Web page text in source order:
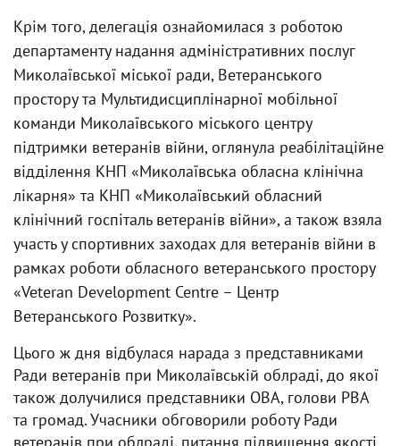
Крім того, делегація ознайомилася з роботою
департаменту надання адміністративних послуг
Миколаївської міської ради, Ветеранського
простору та Мультидисциплінарної мобільної
команди Миколаївського міського центру
підтримки ветеранів війни, оглянула реабілітаційне
відділення КНП «Миколаївська обласна клінічна
лікарня» та КНП «Миколаївський обласний
клінічний госпіталь ветеранів війни», а також взяла
участь у спортивних заходах для ветеранів війни в
рамках роботи обласного ветеранського простору
«Veteran Development Centre – Центр
Ветеранського Розвитку».
Цього ж дня відбулася нарада з представниками
Ради ветеранів при Миколаївській облраді, до якої
також долучилися представники ОВА, голови РВА
та громад. Учасники обговорили роботу Ради